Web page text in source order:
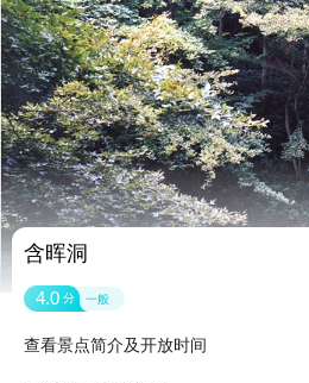
含晖洞
4.0 分 一般
查看景点简介及开放时间
